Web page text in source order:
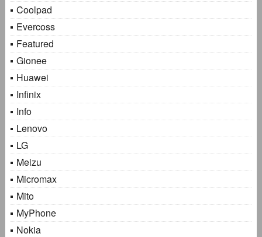
Coolpad
Evercoss
Featured
Gionee
Huawei
Infinix
Info
Lenovo
LG
Meizu
Micromax
Mito
MyPhone
Nokia